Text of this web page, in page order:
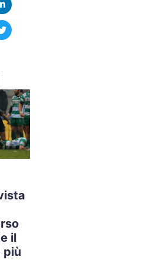
il
più